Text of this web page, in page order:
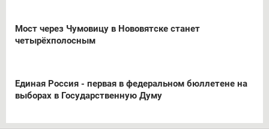
Мост через Чумовицу в Нововятске станет
четырёхполосным
Единая Россия - первая в федеральном бюллетене на
выборах в Государственную Думу